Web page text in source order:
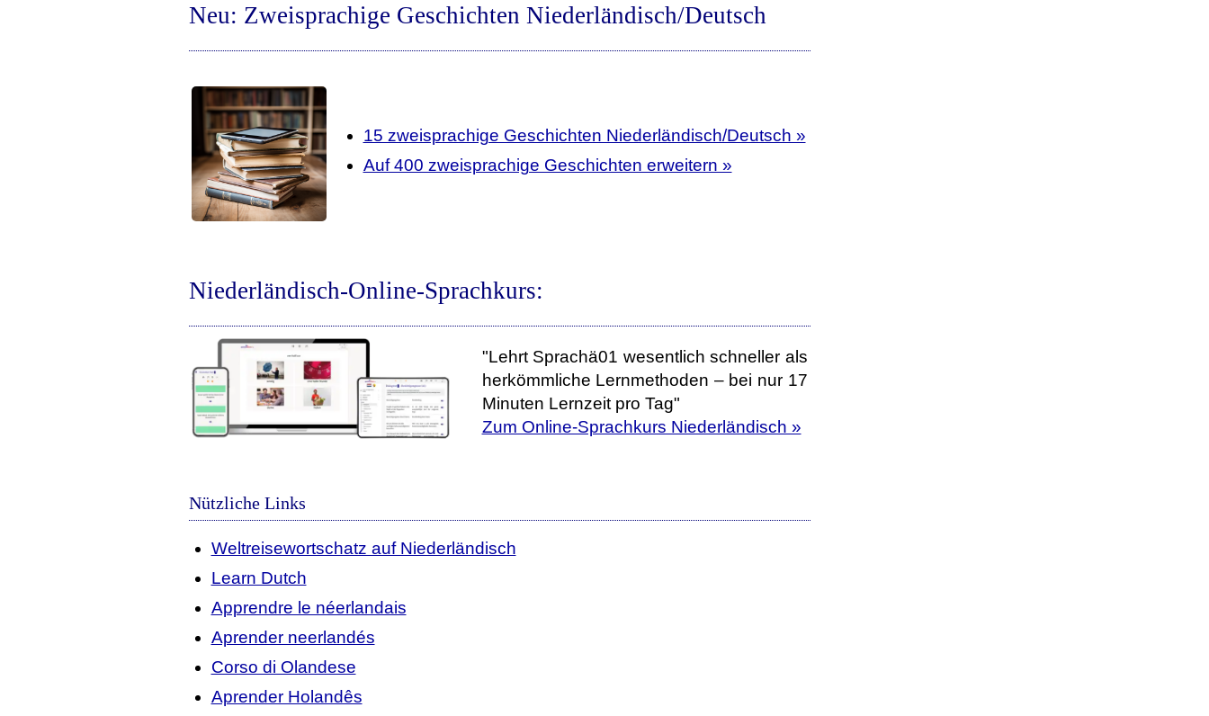
Neu: Zweisprachige Geschichten Niederländisch/Deutsch
15 zweisprachige Geschichten Niederländisch/Deutsch »
Auf 400 zweisprachige Geschichten erweitern »
Niederländisch-Online-Sprachkurs:
"Lehrt Sprachä01 wesentlich schneller als
herkömmliche Lernmethoden – bei nur 17
Minuten Lernzeit pro Tag"
Zum Online-Sprachkurs Niederländisch »
Nützliche Links
Weltreisewortschatz auf Niederländisch
Learn Dutch
Apprendre le néerlandais
Aprender neerlandés
Corso di Olandese
Aprender Holandês